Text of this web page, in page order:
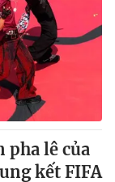
pha lê của
kết FIFA